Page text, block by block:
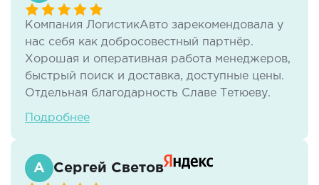
Компания ЛогистикАвто зарекомендовала у
нас себя как добросовестный партнёр.
Хорошая и оперативная работа менеджеров,
быстрый поиск и доставка, доступные цены.
Отдельная благодарность Славе Тетюеву.
Всегда на связи,доставка грузов всегда четко
рекомендуем. Возим товары с Казани, всегда
очень быстро и по цене очень даже
Подробнее
Сергей Светов